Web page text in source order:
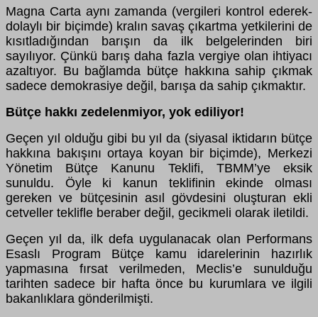
Magna Carta aynı zamanda (vergileri kontrol ederek-
dolaylı bir biçimde) kralın savaş çıkartma yetkilerini de
kısıtladığından barışın da ilk belgelerinden biri
sayılıyor. Çünkü barış daha fazla vergiye olan ihtiyacı
azaltıyor. Bu bağlamda bütçe hakkına sahip çıkmak
sadece demokrasiye değil, barışa da sahip çıkmaktır.
Bütçe hakkı zedelenmiyor, yok ediliyor!
Geçen yıl olduğu gibi bu yıl da (siyasal iktidarın bütçe
hakkına bakışını ortaya koyan bir biçimde), Merkezi
Yönetim Bütçe Kanunu Teklifi, TBMM’ye eksik
sunuldu. Öyle ki kanun teklifinin ekinde olması
gereken ve bütçesinin asıl gövdesini oluşturan ekli
cetveller teklifle beraber değil, gecikmeli olarak iletildi.
Geçen yıl da, ilk defa uygulanacak olan Performans
Esaslı Program Bütçe kamu idarelerinin hazırlık
yapmasına fırsat verilmeden, Meclis’e sunulduğu
tarihten sadece bir hafta önce bu kurumlara ve ilgili
bakanlıklara gönderilmişti.